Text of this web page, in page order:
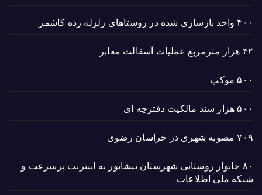
۴۰۰ واحد بازسازی شده در روستاهای زلزله زده کاشمر
۴۲ هزار مترمربع عملیات آسفالت معابر
۵۰۰ موکب
۵۰۰ هزار سند مالکیت دفترچه ای
۷۰۹ مصوبه شهری در خراسان رضوی
۸۰ خانوار روستایی شهرستان نیشابور به اینترنت پرسرعت و
شبکه ملی اطلاعات